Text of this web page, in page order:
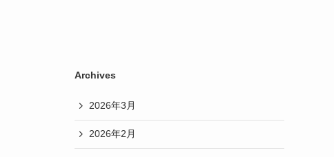
Archives
2026年3月
2026年2月